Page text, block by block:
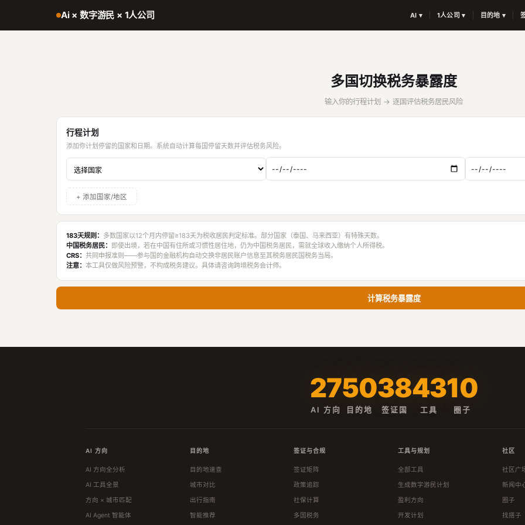
Ai × 数字游民 × 1人公司 AI ▾ 1人公司 ▾ 目的地 ▾
多国切换税务暴露度
输入你的行程计划 → 逐国评估税务居民风险
行程计划
添加你计划停留的国家和日期。系统自动计算每国停留天数并评估税务风险。
+ 添加国家/地区
183天规则： 多数国家以12个月内停留≥183天为税收居民判定标准。部分国家（泰国、马来西亚）有特殊天数。
中国税务居民：
即使出境，若在中国有住所或习惯性居住地，仍为中国税务居民，需就全球收入缴纳个人所得税。
CRS： 共同申报准则——参与国的金融机构自动交换非居民账户信息至其税务居民国税务当局。
注意： 本工具仅做风险预警，不构成税务建议。具体请咨询跨境税务会计师。
计算税务暴露度
27
AI 方向
50
目的地
38
签证国
43
工具
10
圈子
AI 方向
AI 方向全分析
AI 工具全景
方向 × 城市匹配
AI Agent 智能体
目的地
目的地速查
城市对比
出行指南
智能推荐
签证与合规
签证矩阵
政策追踪
社保计算
多国税务
工具与规划
全部工具
生成数字游民计划
盈利方向
开发计划
社区
社区广
新闻中
圈子
找搭子